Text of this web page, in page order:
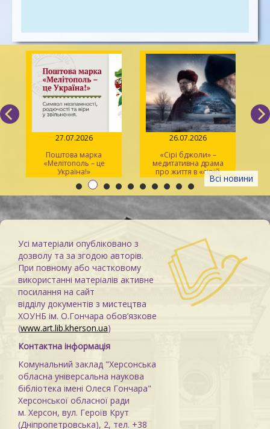
Всі новини
27.07.2026
Поштова марка
«Мелітополь – це
Україна!»
26.07.2026
«Сірі бджоли» –
медитативна драма
про життя в «сірій
зоні»
Усі матеріали опубліковано з
дозволу та за згодою авторів.
При повному або частковому
використанні матеріалів активне
посилання на сайт
відділу документів з мистецтва
ХОУНБ ім. О.Гончара обов’язкове
(www.art.lib.kherson.ua)
Контактна інформація
Комунальний заклад "Херсонська
обласна універсальна наукова
бібліотека імені Олеся Гончара"
Херсонської обласної ради
м. Херсон, вул. Героїв Крут
(Дніпропетровська), 2, тел. +38